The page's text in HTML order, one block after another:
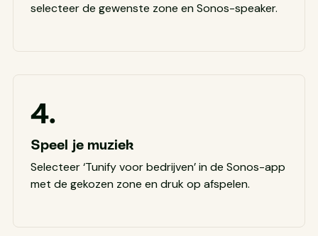
selecteer de gewenste zone en Sonos-speaker.
4.
Speel je muziek
Selecteer ‘Tunify voor bedrijven’ in de Sonos-app
met de gekozen zone en druk op afspelen.